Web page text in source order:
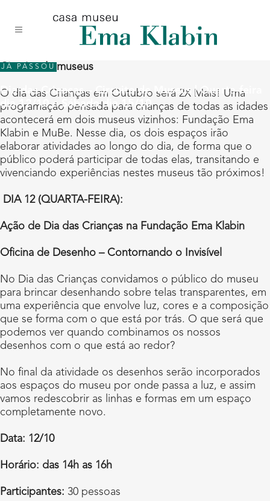
conteúdo
navegação
site
JÁ PASSOU
Dia das Crianças – Circuito de Museus | Quarta-feira
dia 12/10 e Sábado dia 15/10
Circuito de museus
O dia das Crianças em Outubro será 2X Mais! Uma
programação pensada para crianças de todas as idades
acontecerá em dois museus vizinhos: Fundação Ema
Klabin e MuBe. Nesse dia, os dois espaços irão
elaborar atividades ao longo do dia, de forma que o
público poderá participar de todas elas, transitando e
vivenciando experiências nestes museus tão próximos!
DIA 12 (QUARTA-FEIRA):
Ação de Dia das Crianças na Fundação Ema Klabin
Oficina de Desenho – Contornando o Invisível
No Dia das Crianças convidamos o público do museu
para brincar desenhando sobre telas transparentes, em
uma experiência que envolve luz, cores e a composição
que se forma com o que está por trás. O que será que
podemos ver quando combinamos os nossos
desenhos com o que está ao redor?
No final da atividade os desenhos serão incorporados
aos espaços do museu por onde passa a luz, e assim
vamos redescobrir as linhas e formas em um espaço
completamente novo.
Data: 12/10
Horário: das 14h as 16h
Participantes: 30 pessoas